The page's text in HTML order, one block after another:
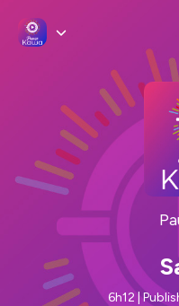
6h12 |